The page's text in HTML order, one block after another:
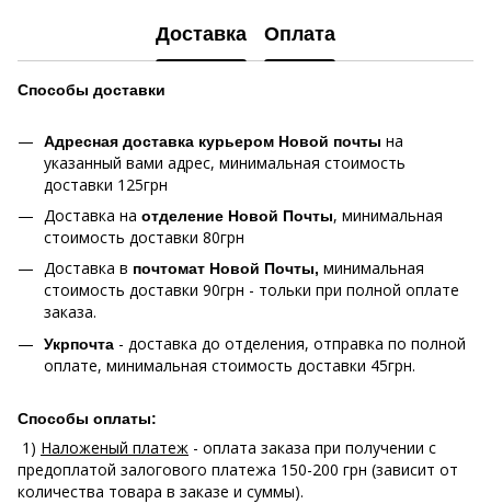
Доставка Оплата
Способы доставки
Адресная доставка курьером Новой почты на
указанный вами адрес, минимальная стоимость
доставки 125грн
Доставка на отделение Новой Почты, минимальная
стоимость доставки 80грн
Доставка в почтомат Новой Почты, минимальная
стоимость доставки 90грн - тольки при полной оплате
заказа.
Укрпочта - доставка до отделения, отправка по полной
оплате, минимальная стоимость доставки 45грн.
Способы оплаты:
1) Наложеный платеж - оплата заказа при получении с
предоплатой залогового платежа 150-200 грн (зависит от
количества товара в заказе и суммы).